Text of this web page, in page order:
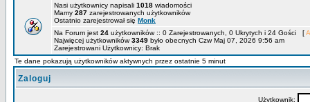
Nasi użytkownicy napisali 1018 wiadomości
Mamy 287 zarejestrowanych użytkowników
Ostatnio zarejestrował się Monk
Na Forum jest 24 użytkowników :: 0 Zarejestrowanych, 0 Ukrytych i 24 Gości [
Najwięcej użytkowników3349 było obecnych Czw Maj 07, 2026 9:56 am
Zarejestrowani Użytkownicy: Brak
Te dane pokazują użytkowników aktywnych przez ostatnie 5 minut
Zaloguj
Użytkownik: